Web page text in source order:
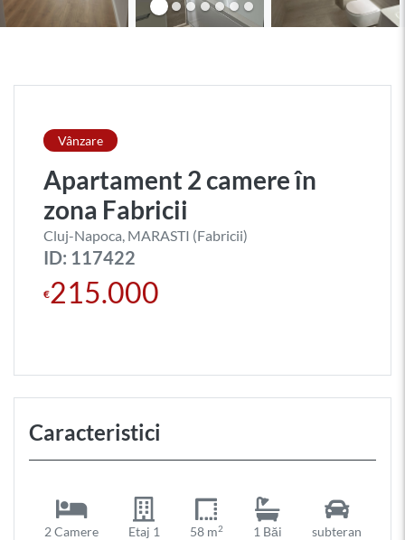
Vânzare
Apartament 2 camere în
zona Fabricii
Cluj-Napoca, MARASTI (Fabricii)
ID: 117422
€215.000
Caracteristici
2 Camere Etaj 1 58 m2 1 Băi subteran